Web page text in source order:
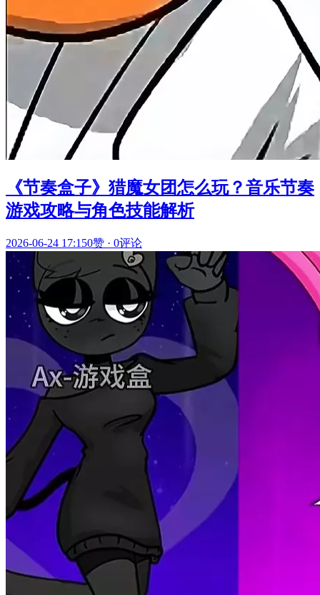
《节奏盒子》猎魔女团怎么玩？音乐节奏
游戏攻略与角色技能解析
2026-06-24 17:150赞 · 0评论